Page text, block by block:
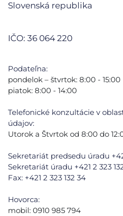
Slovenská republika
IČO: 36 064 220
Podateľna:
pondelok – štvrtok: 8:00 - 15:00
piatok: 8:00 - 14:00
Telefonické konzultácie v
údajov:
Utorok a Štvrtok od 8:00 do
Sekretariát predsedu úradu
Sekretariát úradu +421 2 323
Fax: +421 2 323 132 34
Hovorca:
mobil: 0910 985 794